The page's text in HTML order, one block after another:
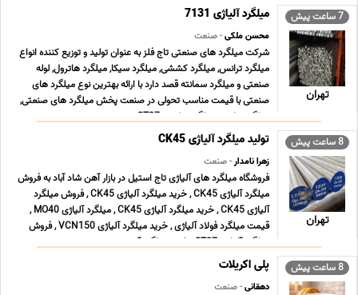
7 ساعت پیش
تهران
میلگرد آلیاژی 7131
محسن ملکی- صنعت
شرکت میلگرد های صنعتی تاج فلز به عنوان تولید و توزیع کننده انواع
میلگرد ترانس, میلگرد کششی, میلگرد سیکا, میلگرد هاترول, لوله
صنعتی و میلگرد سمانته قصد دارد با ارائه بهترین نوع میلگرد های
صنعتی با قیمت مناسب تحولی در صنعت پخش میلگرد های صنعتی,
میلگرد ترانس, میلگرد ترانسی ST37 , می ... ...
8 ساعت پیش
تهران
تولید میلگرد آلیاژی CK45
زهرا نامدار- صنعت
فروشگاه میلگرد های آلیاژی تاج استیل در بازار آهن شاد آباد به فروش
میلگرد آلیاژی CK45 , خرید میلگرد آلیاژی CK45 , فروش میلگرد
آلیاژی CK45 , خرید میلگرد آلیاژی CK45 , میلگرد آلیاژی MO40 ,
قیمت میلگرد فولاد آلیاژی , خرید میلگرد آلیاژی VCN150 , فروش
میلگرد آلیاژی ST37 , خرید میلگرد آ ... ...
8 ساعت پیش پلی اکریلات
دهقانی- صنعت